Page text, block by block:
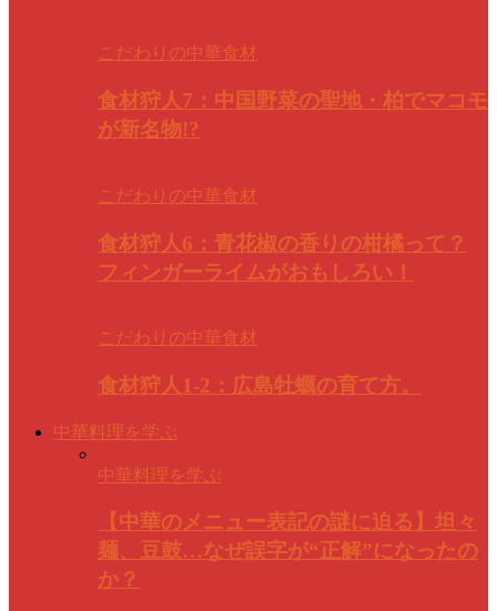
こだわりの中華食材
食材狩人7：中国野菜の聖地・柏でマコモ
が新名物!?
こだわりの中華食材
食材狩人6：青花椒の香りの柑橘って？
フィンガーライムがおもしろい！
こだわりの中華食材
食材狩人1-2：広島牡蠣の育て方。
中華料理を学ぶ
中華料理を学ぶ
【中華のメニュー表記の謎に迫る】坦々
麺、豆鼓…なぜ誤字が“正解”になったの
か？